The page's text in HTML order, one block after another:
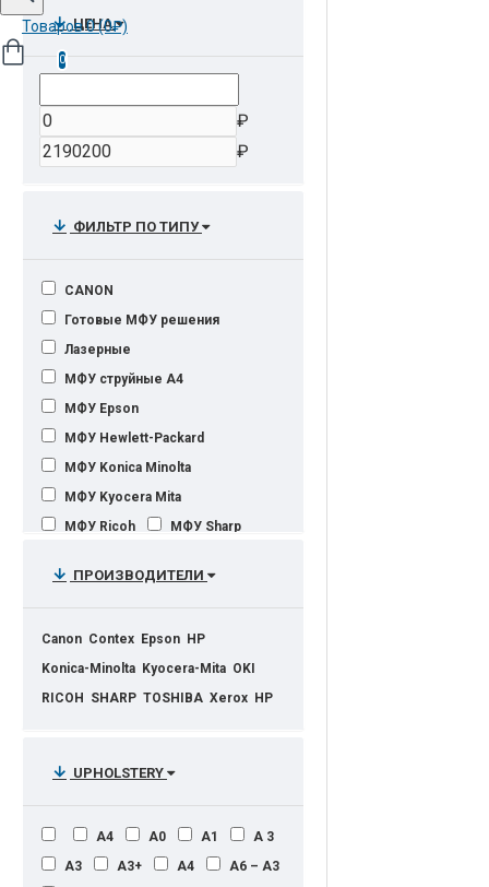
Товаров 0 (0₽)
0
ЦЕНА
₽
₽
ФИЛЬТР ПО ТИПУ
CANON
Готовые МФУ решения
Лазерные
МФУ cтруйные A4
МФУ Epson
МФУ Hewlett-Packard
МФУ Konica Minolta
МФУ Kyocera Mita
МФУ Ricoh
МФУ Sharp
Мфу для дома
МФУ струйные
широкоформатные
ПРОИЗВОДИТЕЛИ
Canon Contex Epson HP
Konica-Minolta Kyocera-Mita OKI
RICOH
SHARP TOSHIBA Xerox НР
UPHOLSTERY
A4 А0 А1
А 3
А3
А3+ А4
А6 – А3